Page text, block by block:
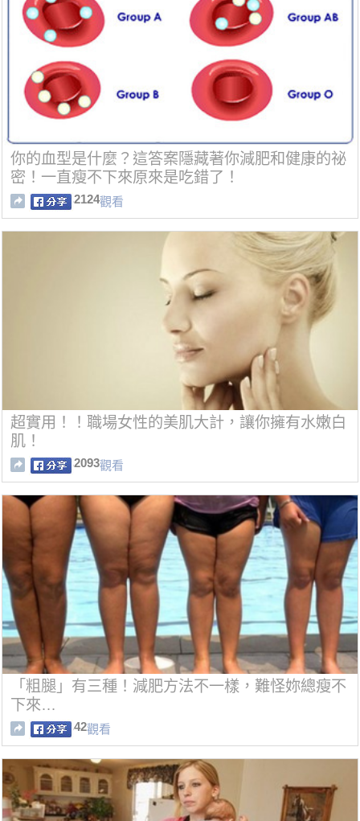
你的血型是什麼？這答案隱藏著你減肥和健康的祕
密！一直瘦不下來原來是吃錯了！
2124觀看
超實用！！職場女性的美肌大計，讓你擁有水嫩白
肌！
2093觀看
「粗腿」有三種！減肥方法不一樣，難怪妳總瘦不
下來…
42觀看